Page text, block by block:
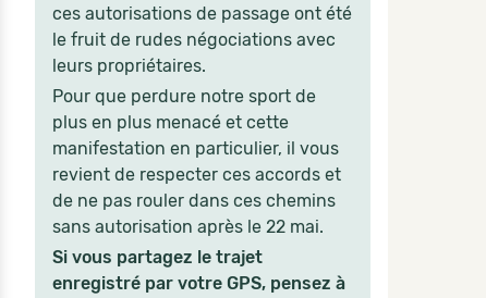
ces autorisations de passage ont été
le fruit de rudes négociations avec
leurs propriétaires.
Pour que perdure notre sport de
plus en plus menacé et cette
manifestation en particulier, il vous
revient de respecter ces accords et
de ne pas rouler dans ces chemins
sans autorisation après le 22 mai.
Si vous partagez le trajet
enregistré par votre GPS, pensez à